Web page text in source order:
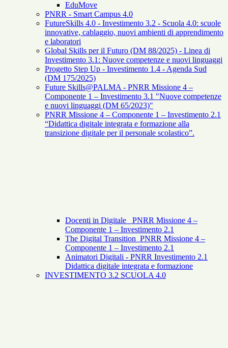
EduMove
PNRR - Smart Campus 4.0
FutureSkills 4.0 - Investimento 3.2 - Scuola 4.0: scuole
innovative, cablaggio, nuovi ambienti di apprendimento
e laboratori
Global Skills per il Futuro (DM 88/2025) - Linea di
Investimento 3.1: Nuove competenze e nuovi linguaggi
Progetto Step Up - Investimento 1.4 - Agenda Sud
(DM 175/2025)
Future Skills@PALMA - PNRR Missione 4 –
Componente 1 – Investimento 3.1 "Nuove competenze
e nuovi linguaggi (DM 65/2023)"
PNRR Missione 4 – Componente 1 – Investimento 2.1
“Didattica digitale integrata e formazione alla
transizione digitale per il personale scolastico”.
Docenti in Digitale _PNRR Missione 4 –
Componente 1 – Investimento 2.1
The Digital Transition_PNRR Missione 4 –
Componente 1 – Investimento 2.1
Animatori Digitali - PNRR Investimento 2.1
Didattica digitale integrata e formazione
INVESTIMENTO 3.2 SCUOLA 4.0